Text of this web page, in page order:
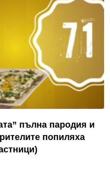
пълна пародия и
попиляха